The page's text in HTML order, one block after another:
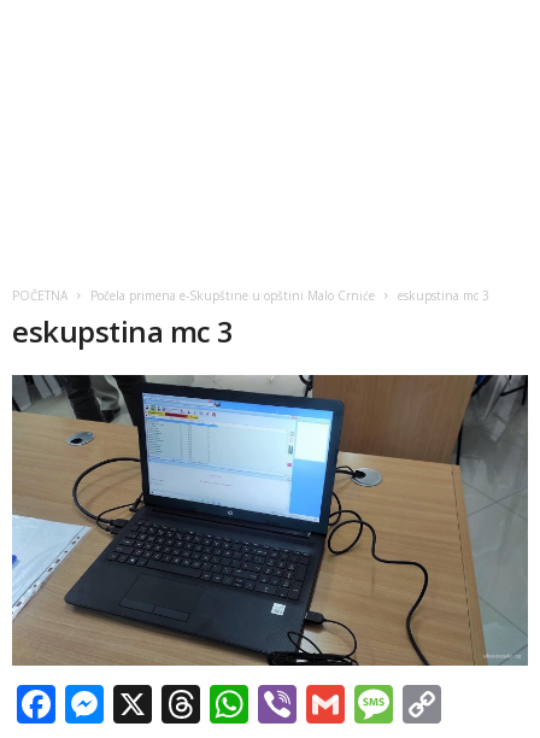
POČETNA Počela primena e-Skupštine u opštini Malo Crniće eskupstina mc 3
eskupstina mc 3
Facebook
Messenger
X Threads
WhatsApp
ViberGmail